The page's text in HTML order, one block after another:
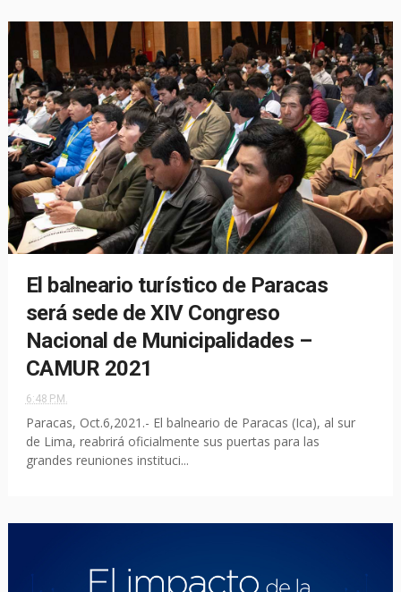
El balneario turístico de Paracas
será sede de XIV Congreso
Nacional de Municipalidades –
CAMUR 2021
6:48 P.M.
Paracas, Oct.6,2021.- El balneario de Paracas (Ica), al sur
de Lima, reabrirá oficialmente sus puertas para las
grandes reuniones instituci...